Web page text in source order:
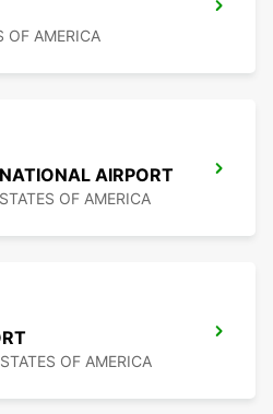
OF AMERICA
AIRPORT
OF AMERICA
OF AMERICA